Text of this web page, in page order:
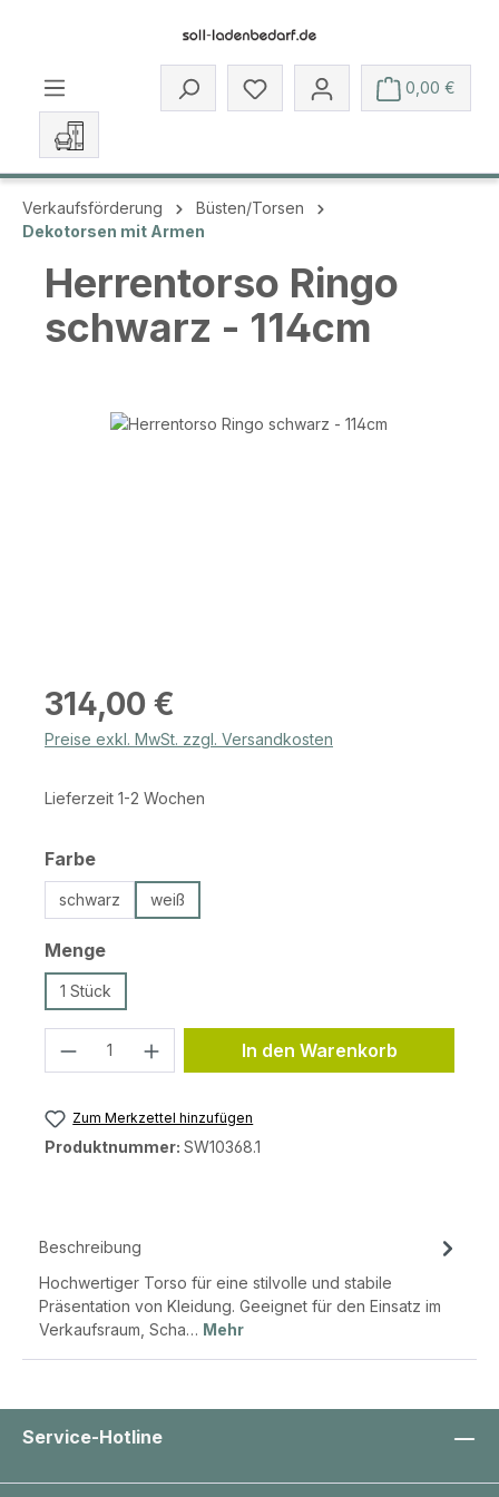
Du hast 0 Produkte auf dem
0,00 €
Verkaufsförderung
Büsten/Torsen
Dekotorsen mit Armen
Herrentorso Ringo
schwarz - 114cm
Bildergalerie überspringen
Regulärer Preis:
314,00 €
Preise exkl. MwSt. zzgl. Versandkosten
Lieferzeit 1-2 Wochen
Farbeauswählen
schwarz weiß
Mengeauswählen
1 Stück
Produkt Anzahl: Gib den
In den Warenkorb
Zum Merkzettel hinzufügen
Produktnummer: SW10368.1
Beschreibung
Hochwertiger Torso für eine stilvolle und stabile
Präsentation von Kleidung. Geeignet für den Einsatz im
Verkaufsraum, Scha… Mehr
Service-Hotline